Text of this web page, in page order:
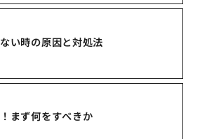
い時の原因と対処法
まず何をすべきか